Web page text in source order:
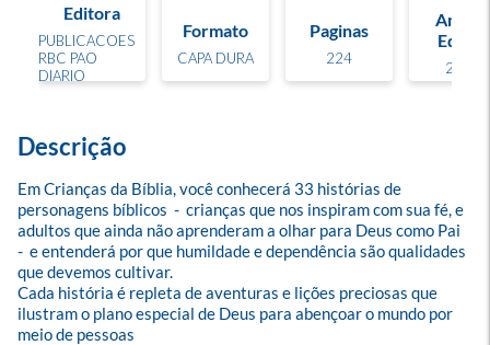
Editora
PUBLICACOES
RBC PAO
DIARIO
Formato
CAPA DURA
Paginas
224
Ano de
Edição
2025
Descrição
Em Crianças da Bíblia, você conhecerá 33 histórias de
personagens bíblicos  -  crianças que nos inspiram com sua fé, e
adultos que ainda não aprenderam a olhar para Deus como Pai
-  e entenderá por que humildade e dependência são qualidades
que devemos cultivar.
Cada história é repleta de aventuras e lições preciosas que
ilustram o plano especial de Deus para abençoar o mundo por
meio de pessoas